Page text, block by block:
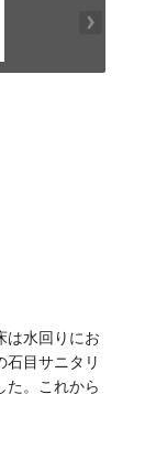
は水回りにお
石目サニタリ
た。これから